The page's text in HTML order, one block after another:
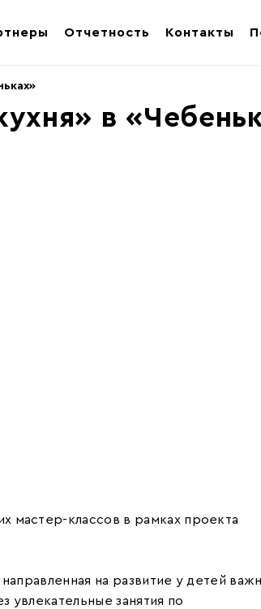
Отчетность Контакты
в
мастер-классов в рамках проекта
на развитие у детей
увлекательные занятия по